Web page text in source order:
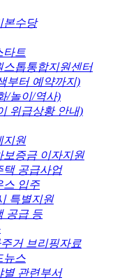
본수당
타트
스톱통합지원센터
부터 예약까지)
/놀이/역사)
위급상황 안내)
지원
보증금 이자지원
택 공급사업
스 입주
특별지원
공급 등
거 브리핑자료
뉴스
별 관련부서